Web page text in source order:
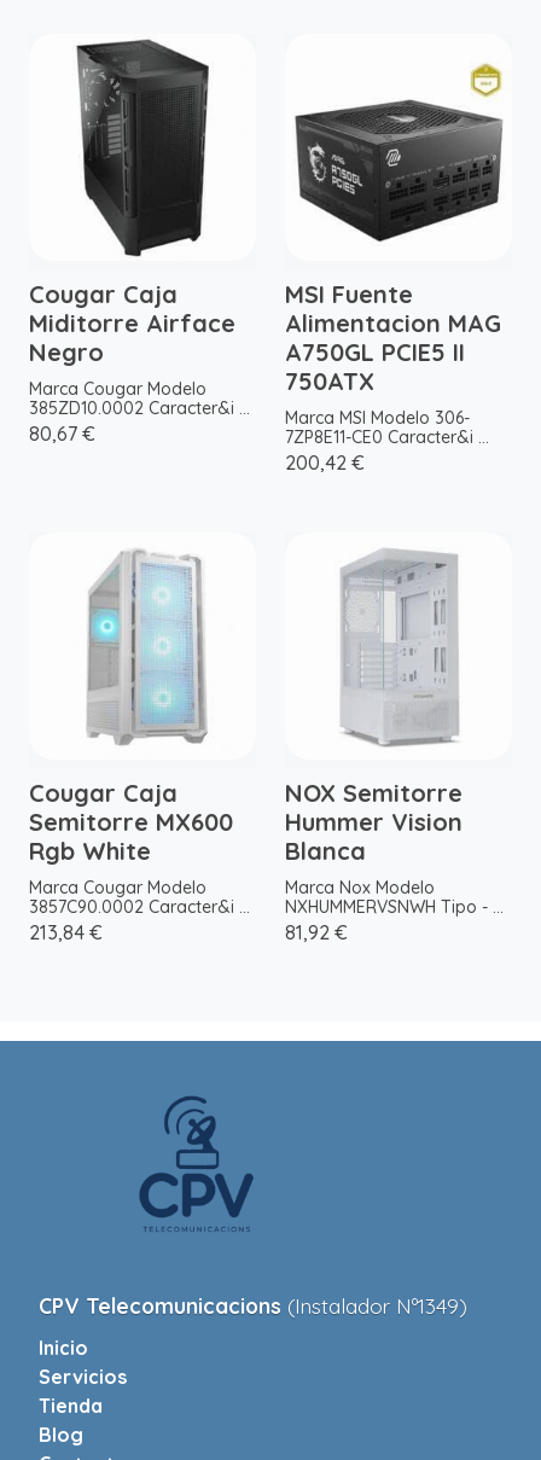
Cougar Caja
Miditorre Airface
Negro
Marca Cougar Modelo
385ZD10.0002 Caracter&i ...
80,67 €
MSI Fuente
Alimentacion MAG
A750GL PCIE5 II
750ATX
Marca MSI Modelo 306-
7ZP8E11-CE0 Caracter&i ...
200,42 €
Cougar Caja
Semitorre MX600
Rgb White
Marca Cougar Modelo
3857C90.0002 Caracter&i ...
213,84 €
NOX Semitorre
Hummer Vision
Blanca
Marca Nox Modelo
NXHUMMERVSNWH Tipo - ...
81,92 €
CPV Telecomunicacions (Instalador Nº1349)
Inicio
Servicios
Tienda
Blog